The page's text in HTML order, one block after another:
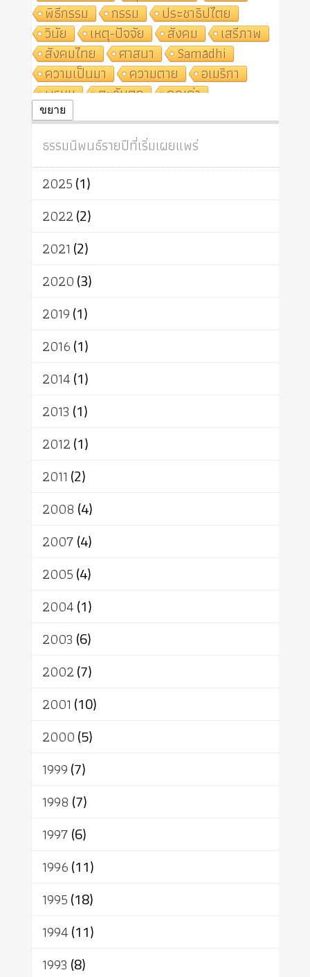
พิธีกรรม
กรรม
ประชาธิปไตย
วินัย
เหตุ-ปัจจัย สังคม
เสรีภาพ
สังคมไทย
ศาสนา
Samādhi
ความเป็นมา
ความตาย
อเมริกา
พรหม
ตะวันตก
คุณค่า
ปฏิจจสมุปบาท
ศาสนาประจำชาติ
อินเดีย
ผู้บริโภค
ธรรมาธิปไตย
จักร
การแยกรัฐกับศาสนา
ธรรมชาติ
เทคโนโลยี
สิทธิ
พุทธบริษัท
อัตถะ
เทวดา
ขยาย
ธรรมนิพนธ์รายปีที่เริ่มเผยแพร่
2025(1)
2022(2)
2021 (2)
2020(3)
2019(1)
2016(1)
2014(1)
2013 (1)
2012(1)
2011 (2)
2008 (4)
2007(4)
2005(4)
2004(1)
2003 (6)
2002(7)
2001 (10)
2000(5)
1999(7)
1998 (7)
1997(6)
1996(11)
1995(18)
1994(11)
1993 (8)